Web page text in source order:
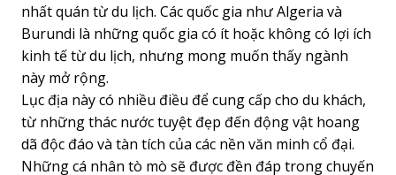
nhất quán từ du lịch. Các quốc gia như Algeria và
Burundi là những quốc gia có ít hoặc không có lợi ích
kinh tế từ du lịch, nhưng mong muốn thấy ngành
này mở rộng.
Lục địa này có nhiều điều để cung cấp cho du khách,
từ những thác nước tuyệt đẹp đến động vật hoang
dã độc đáo và tàn tích của các nền văn minh cổ đại.
Những cá nhân tò mò sẽ được đền đáp trong chuyến